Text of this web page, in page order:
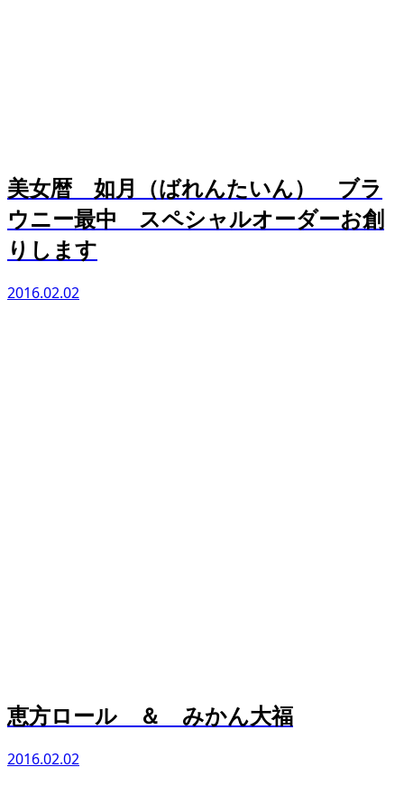
美女暦 如月（ばれんたいん） ブラ
ウニー最中 スペシャルオーダーお創
りします
2016.02.02
恵方ロール ＆ みかん大福
2016.02.02